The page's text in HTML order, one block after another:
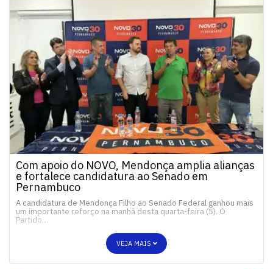
Com apoio do NOVO, Mendonça amplia alianças
e fortalece candidatura ao Senado em
Pernambuco
A candidatura de Mendonça Filho ao Senado Federal ganhou mais
um importante reforço na manhã desta quarta-feira (5). O
Partido…
VEJA MAIS